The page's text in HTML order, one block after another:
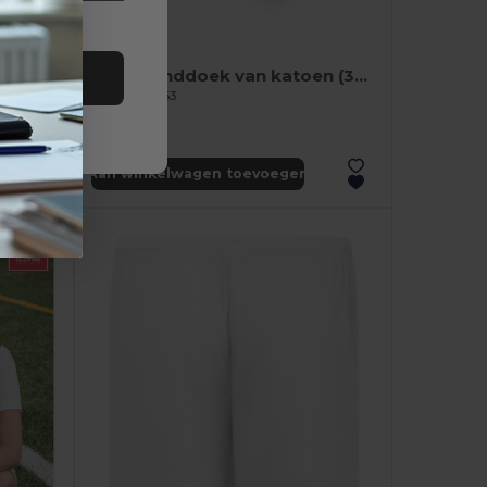
-43%
DIAWARD Kristallen award geschenkdoos sporthanddoek van katoen (380 g/m²)
Egotier 99963
Aan winkelwagen toevoegen